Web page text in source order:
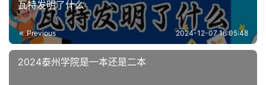
瓦特发明了什么
Previous 2024-12-07 16:05:48
2024泰州学院是一本还是二本